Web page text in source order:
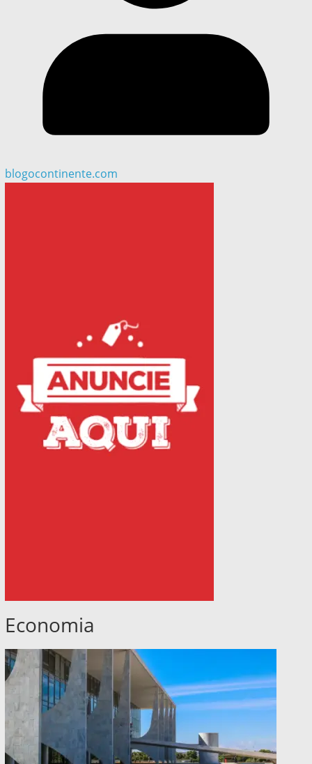
blogocontinente.com
Economia